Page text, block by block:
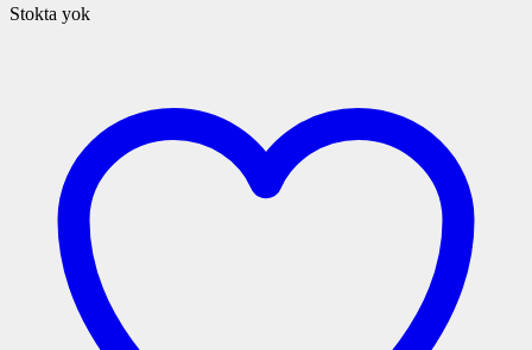
Stokta yok